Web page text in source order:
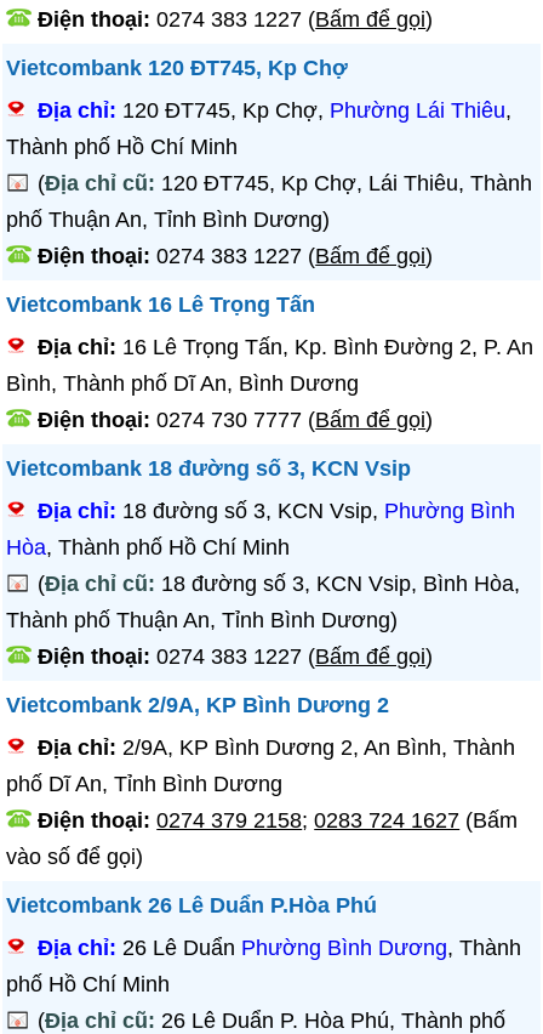
Điện thoại:0274 383 1227 (Bấm để gọi)
Vietcombank 120 ĐT745, Kp Chợ
Địa chỉ: 120 ĐT745, Kp Chợ, Phường Lái Thiêu,
Thành phố Hồ Chí Minh
(Địa chỉ cũ: 120 ĐT745, Kp Chợ, Lái Thiêu, Thành
phố Thuận An, Tỉnh Bình Dương)
Điện thoại:0274 383 1227 (Bấm để gọi)
Vietcombank 16 Lê Trọng Tấn
Địa chỉ: 16 Lê Trọng Tấn, Kp. Bình Đường 2, P. An
Bình, Thành phố Dĩ An, Bình Dương
Điện thoại:0274 730 7777 (Bấm để gọi)
Vietcombank 18 đường số 3, KCN Vsip
Địa chỉ: 18 đường số 3, KCN Vsip, Phường Bình
Hòa, Thành phố Hồ Chí Minh
(Địa chỉ cũ: 18 đường số 3, KCN Vsip, Bình Hòa,
Thành phố Thuận An, Tỉnh Bình Dương)
Điện thoại:0274 383 1227 (Bấm để gọi)
Vietcombank 2/9A, KP Bình Dương 2
Địa chỉ:2/9A, KP Bình Dương 2, An Bình, Thành
phố Dĩ An, Tỉnh Bình Dương
Điện thoại:0274 379 2158;0283 724 1627 (Bấm
vào số để gọi)
Vietcombank 26 Lê Duẩn P.Hòa Phú
Địa chỉ:26 Lê Duẩn Phường Bình Dương, Thành
phố Hồ Chí Minh
(Địa chỉ cũ:26 Lê Duẩn P. Hòa Phú, Thành phố